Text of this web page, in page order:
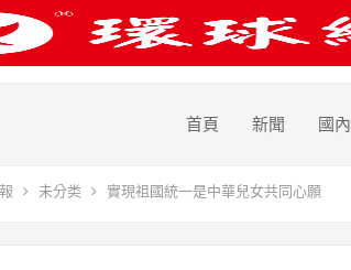
首頁 新聞 國內
未分类 實現祖國統一是中華兒女共同心願